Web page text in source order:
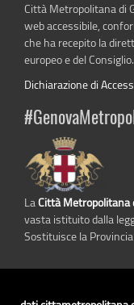
Città Metropolitana di
web accessibile,
che ha recepito la
europeo e del Consiglio.
Dichiarazione di
LaCittà Metropolitana
vasta istituito dalla
Sostituisce la